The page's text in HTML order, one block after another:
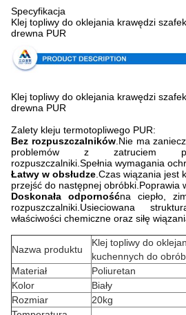
Specyfikacja
Klej topliwy do oklejania krawędzi
drewna PUR
Klej topliwy do oklejania krawędzi
drewna PUR
Zalety kleju termotopliwego PUR:
Bez rozpuszczalników.Nie ma
problemów z zatruciem
rozpuszczalniki.Spełnia wymagania
Łatwy w obsłudze .Czas wiązania jest
przejść do następnej obróbki.Poprawia
Doskonała odpornośćna ciepło,
rozpuszczalniki.Usieciowana
właściwości chemiczne oraz siłę
Nazwa produktu
Klej topliwy do
kuchennych do
Materiał
Poliuretan
Kolor
Biały
Rozmiar
20kg